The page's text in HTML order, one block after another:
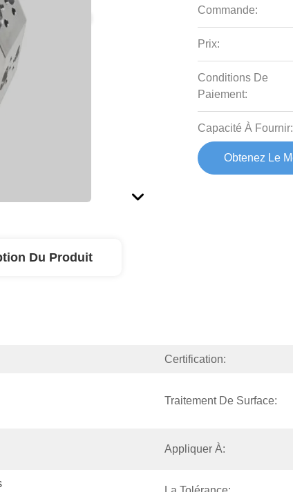
Commande:
Prix:
Conditions De
Paiement:
Capacité À Fournir:
Obtenez Le
Du Produit
Certification:
Traitement De Surface:
Appliquer À: